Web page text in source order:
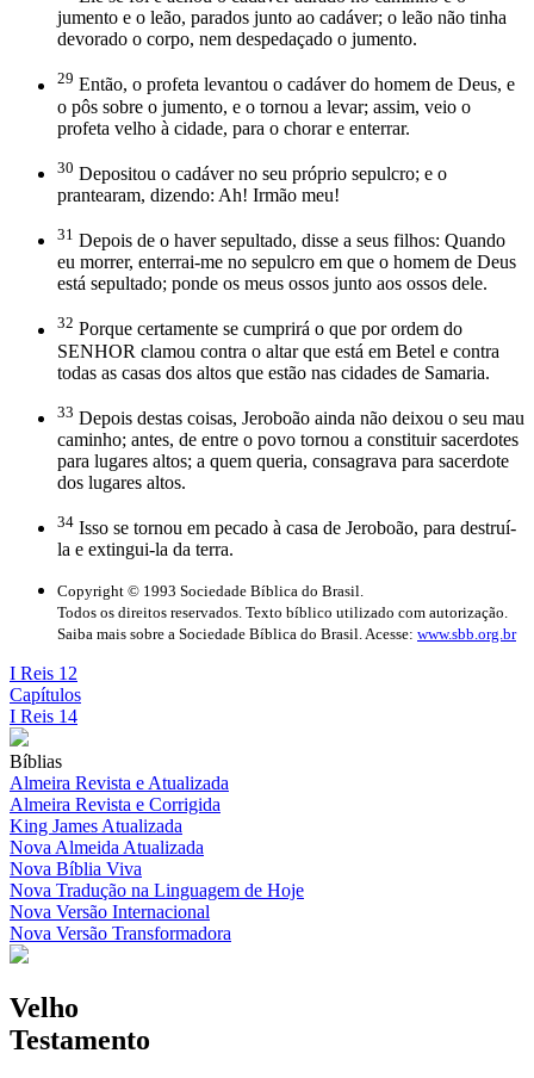
jumento e o leão, parados junto ao cadáver; o leão não tinha
devorado o corpo, nem despedaçado o jumento.
29 Então, o profeta levantou o cadáver do homem de Deus, e
o pôs sobre o jumento, e o tornou a levar; assim, veio o
profeta velho à cidade, para o chorar e enterrar.
30 Depositou o cadáver no seu próprio sepulcro; e o
prantearam, dizendo: Ah! Irmão meu!
31 Depois de o haver sepultado, disse a seus filhos: Quando
eu morrer, enterrai-me no sepulcro em que o homem de Deus
está sepultado; ponde os meus ossos junto aos ossos dele.
32 Porque certamente se cumprirá o que por ordem do
SENHOR clamou contra o altar que está em Betel e contra
todas as casas dos altos que estão nas cidades de Samaria.
33 Depois destas coisas, Jeroboão ainda não deixou o seu mau
caminho; antes, de entre o povo tornou a constituir sacerdotes
para lugares altos; a quem queria, consagrava para sacerdote
dos lugares altos.
34 Isso se tornou em pecado à casa de Jeroboão, para destruí-
la e extingui-la da terra.
Copyright © 1993 Sociedade Bíblica do Brasil.
Todos os direitos reservados. Texto bíblico utilizado com autorização.
Saiba mais sobre a Sociedade Bíblica do Brasil. Acesse: www.sbb.org.br
I Reis 12
Capítulos
I Reis 14
Bíblias
Almeira Revista e Atualizada
Almeira Revista e Corrigida
King James Atualizada
Nova Almeida Atualizada
Nova Bíblia Viva
Nova Tradução na Linguagem de Hoje
Nova Versão Internacional
Nova Versão Transformadora
Velho
Testamento